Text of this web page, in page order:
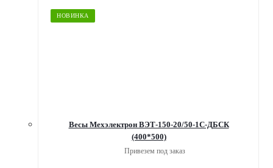
НОВИНКА
Весы Мехэлектрон ВЭТ-150-20/50-1С-ДБСК
(400*500)
Привезем под заказ